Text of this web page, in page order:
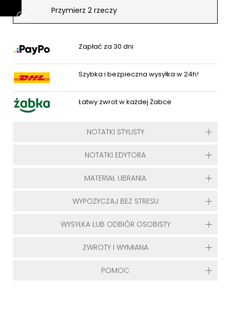
Przymierz 2 rzeczy
Zapłać za 30 dni
Szybka i bezpieczna wysyłka w 24h!
Łatwy zwrot w każdej Żabce
NOTATKI STYLISTY
NOTATKI EDYTORA
MATERIAŁ UBRANIA
WYPOŻYCZAJ BEZ STRESU
WYSYŁKA LUB ODBIÓR OSOBISTY
ZWROTY I WYMIANA
POMOC